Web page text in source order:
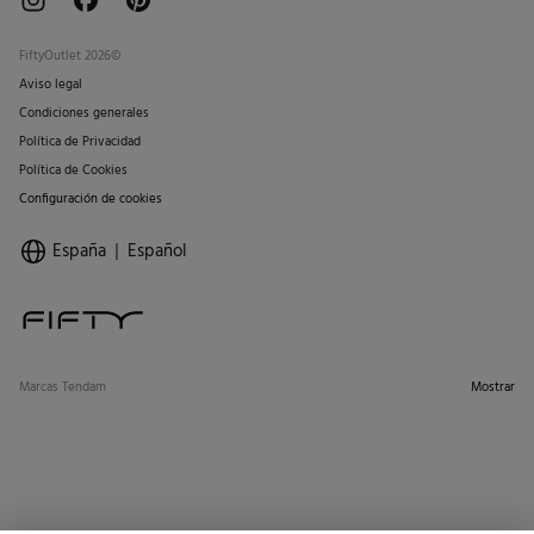
FiftyOutlet 2026©
Aviso legal
Condiciones generales
Política de Privacidad
Política de Cookies
Configuración de cookies
España Español
Marcas Tendam Mostrar